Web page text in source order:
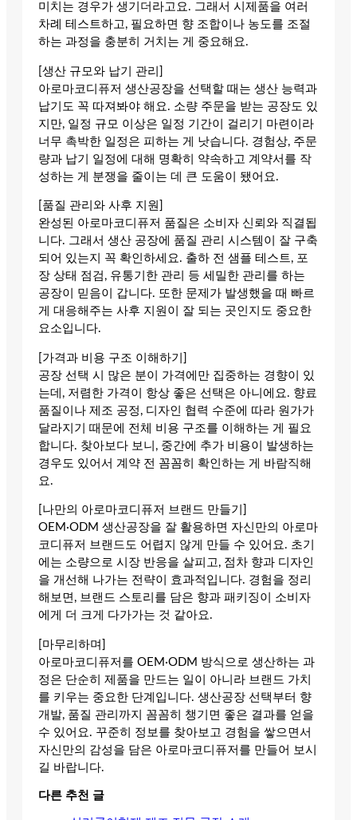
미치는 경우가 생기더라고요. 그래서 시제품을 여러
차례 테스트하고, 필요하면 향 조합이나 농도를 조절
하는 과정을 충분히 거치는 게 중요해요.
[생산 규모와 납기 관리]
아로마코디퓨저 생산공장을 선택할 때는 생산 능력과
납기도 꼭 따져봐야 해요. 소량 주문을 받는 공장도 있
지만, 일정 규모 이상은 일정 기간이 걸리기 마련이라
너무 촉박한 일정은 피하는 게 낫습니다. 경험상, 주문
량과 납기 일정에 대해 명확히 약속하고 계약서를 작
성하는 게 분쟁을 줄이는 데 큰 도움이 됐어요.
[품질 관리와 사후 지원]
완성된 아로마코디퓨저 품질은 소비자 신뢰와 직결됩
니다. 그래서 생산 공장에 품질 관리 시스템이 잘 구축
되어 있는지 꼭 확인하세요. 출하 전 샘플 테스트, 포
장 상태 점검, 유통기한 관리 등 세밀한 관리를 하는
공장이 믿음이 갑니다. 또한 문제가 발생했을 때 빠르
게 대응해주는 사후 지원이 잘 되는 곳인지도 중요한
요소입니다.
[가격과 비용 구조 이해하기]
공장 선택 시 많은 분이 가격에만 집중하는 경향이 있
는데, 저렴한 가격이 항상 좋은 선택은 아니에요. 향료
품질이나 제조 공정, 디자인 협력 수준에 따라 원가가
달라지기 때문에 전체 비용 구조를 이해하는 게 필요
합니다. 찾아보다 보니, 중간에 추가 비용이 발생하는
경우도 있어서 계약 전 꼼꼼히 확인하는 게 바람직해
요.
[나만의 아로마코디퓨저 브랜드 만들기]
OEM·ODM 생산공장을 잘 활용하면 자신만의 아로마
코디퓨저 브랜드도 어렵지 않게 만들 수 있어요. 초기
에는 소량으로 시장 반응을 살피고, 점차 향과 디자인
을 개선해 나가는 전략이 효과적입니다. 경험을 정리
해보면, 브랜드 스토리를 담은 향과 패키징이 소비자
에게 더 크게 다가가는 것 같아요.
[마무리하며]
아로마코디퓨저를 OEM·ODM 방식으로 생산하는 과
정은 단순히 제품을 만드는 일이 아니라 브랜드 가치
를 키우는 중요한 단계입니다. 생산공장 선택부터 향
개발, 품질 관리까지 꼼꼼히 챙기면 좋은 결과를 얻을
수 있어요. 꾸준히 정보를 찾아보고 경험을 쌓으면서
자신만의 감성을 담은 아로마코디퓨저를 만들어 보시
길 바랍니다.
다른 추천 글